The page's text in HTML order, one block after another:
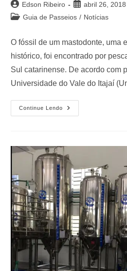
Edson Ribeiro
abril 26, 2018
Guia de Passeios / Notícias
O fóssil de um mastodonte, uma
histórico, foi encontrado por
Sul catarinense. De acordo com
Universidade do Vale do Itajaí
Continue Lendo